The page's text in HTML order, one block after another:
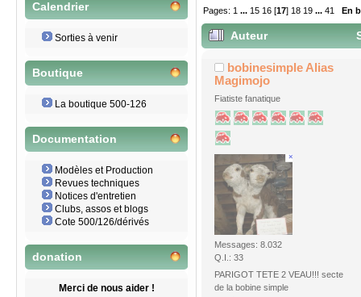
Calendrier
Sorties à venir
Boutique
La boutique 500-126
Documentation
Modèles et Production
Revues techniques
Notices d'entretien
Clubs, assos et blogs
Cote 500/126/dérivés
donation
Merci de nous aider !
Pages: 1 ... 15 16 [17] 18 19 ...41 En
Auteur
bobinesimple Alias
Magimojo
Fiatiste fanatique
Messages: 8.032
Q.I.: 33
PARIGOT TETE 2 VEAU!!! secte
de la bobine simple